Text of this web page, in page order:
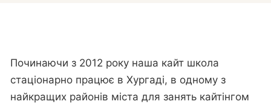
Починаючи з 2012 року наша кайт школа
стаціонарно працює в Хургаді, в одному з
найкращих районів міста для занять кайтінгом